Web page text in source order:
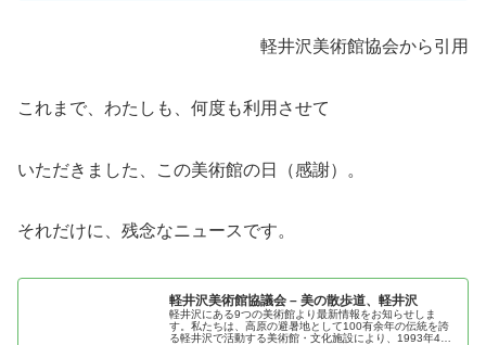
軽井沢美術館協会から引用
これまで、わたしも、何度も利用させて
いただきました、この美術館の日（感謝）。
それだけに、残念なニュースです。
軽井沢美術館協議会 – 美の散歩道、軽井沢
軽井沢にある9つの美術館より最新情報をお知らせしま
す。私たちは、高原の避暑地として100有余年の伝統を誇
る軽井沢で活動する美術館・文化施設により、1993年4月